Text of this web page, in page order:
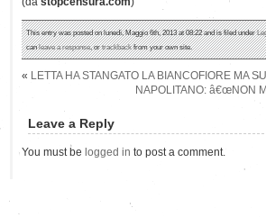
This entry was posted on lunedì, Maggio 6th, 2013 at 08:22 and is filed under
canleave a response, ortrackbackfrom your own site.
« LETTA HA STANGATO LA BIANCOFIORE MA
NAPOLITANO: â€œNON
Leave a Reply
You must be logged in to post a comment.